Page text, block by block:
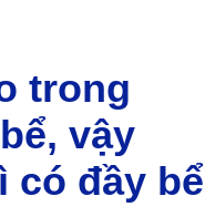
trong
vậy
có đầy bể